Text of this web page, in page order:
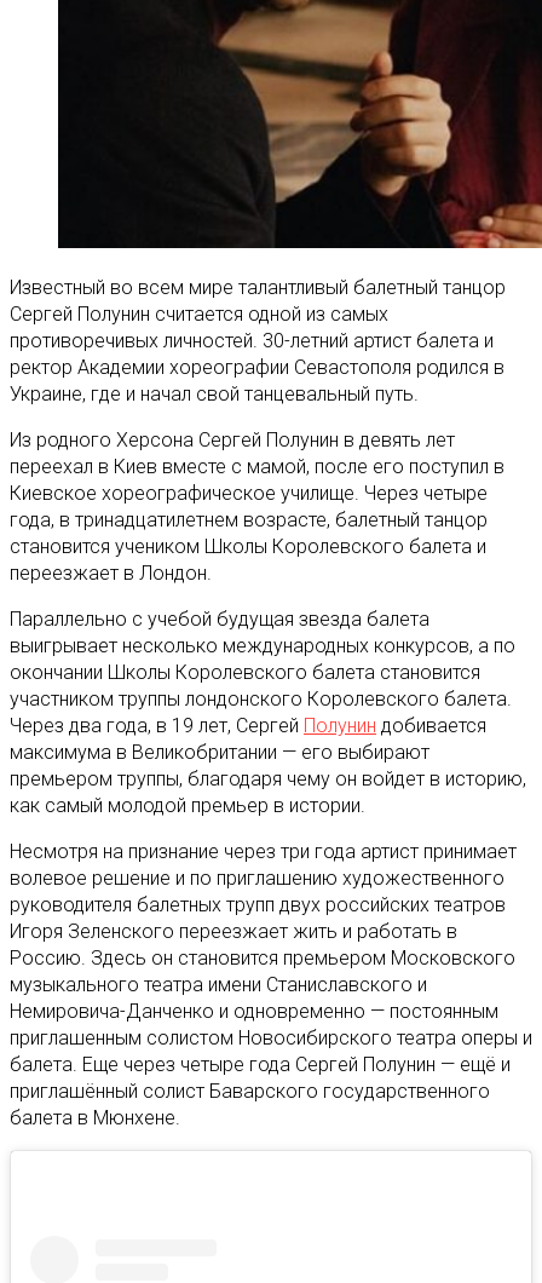
Известный во всем мире талантливый балетный танцор
Сергей Полунин считается одной из самых
противоречивых личностей. 30-летний артист балета и
ректор Академии хореографии Севастополя родился в
Украине, где и начал свой танцевальный путь.
Из родного Херсона Сергей Полунин в девять лет
переехал в Киев вместе с мамой, после его поступил в
Киевское хореографическое училище. Через четыре
года, в тринадцатилетнем возрасте, балетный танцор
становится учеником Школы Королевского балета и
переезжает в Лондон.
Параллельно с учебой будущая звезда балета
выигрывает несколько международных конкурсов, а по
окончании Школы Королевского балета становится
участником труппы лондонского Королевского балета.
Через два года, в 19 лет, Сергей Полунин добивается
максимума в Великобритании — его выбирают
премьером труппы, благодаря чему он войдет в историю,
как самый молодой премьер в истории.
Несмотря на признание через три года артист принимает
волевое решение и по приглашению художественного
руководителя балетных трупп двух российских театров
Игоря Зеленского переезжает жить и работать в
Россию. Здесь он становится премьером Московского
музыкального театра имени Станиславского и
Немировича-Данченко и одновременно — постоянным
приглашенным солистом Новосибирского театра оперы и
балета. Еще через четыре года Сергей Полунин — ещё и
приглашённый солист Баварского государственного
балета в Мюнхене.